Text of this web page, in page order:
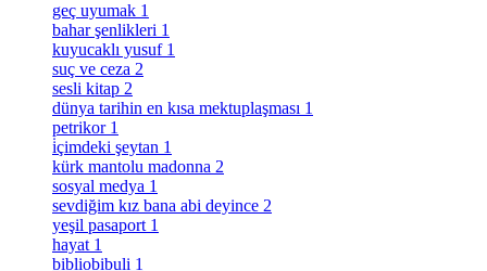
geç uyumak 1
bahar şenlikleri 1
kuyucaklı yusuf 1
suç ve ceza 2
sesli kitap 2
dünya tarihin en kısa mektuplaşması 1
petrikor 1
i̇çimdeki şeytan 1
kürk mantolu madonna 2
sosyal medya 1
sevdiğim kız bana abi deyince 2
yeşil pasaport 1
hayat 1
bibliobibuli 1